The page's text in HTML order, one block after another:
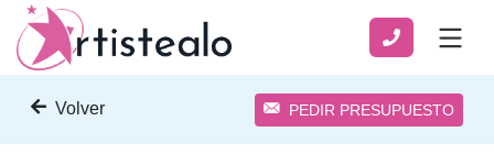
Volver PEDIR PRESUPUESTO